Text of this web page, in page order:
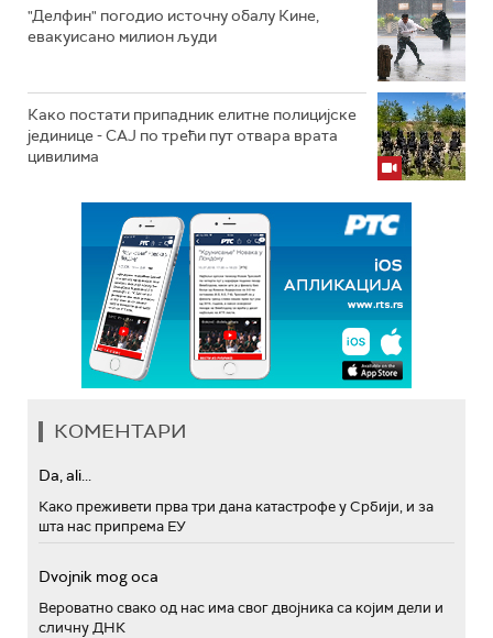
"Делфин" погодио источну обалу Кине,
евакуисано милион људи
Како постати припадник елитне полицијске
јединице - СAJ по трећи пут отвара врата
цивилима
КОМЕНТАРИ
Da, ali...
Како преживети прва три дана катастрофе у Србији, и за
шта нас припрема ЕУ
Dvojnik mog oca
Вероватно свако од нас има свог двојника са којим дели и
сличну ДНК